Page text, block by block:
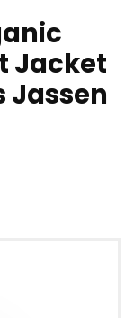
Jacket
Jassen